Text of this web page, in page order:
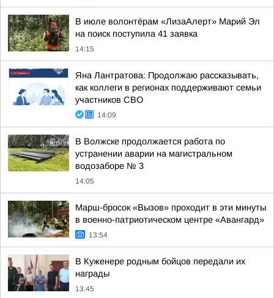
В июле волонтёрам «ЛизаАлерт» Марий Эл
на поиск поступила 41 заявка
14:15
Яна Лантратова: Продолжаю рассказывать,
как коллеги в регионах поддерживают семьи
участников СВО
14:09
В Волжске продолжается работа по
устранении аварии на магистральном
водозаборе № 3
14:05
Марш-бросок «Вызов» проходит в эти минуты
в военно-патриотическом центре «Авангард»
13:54
В Куженере родным бойцов передали их
награды
13:45